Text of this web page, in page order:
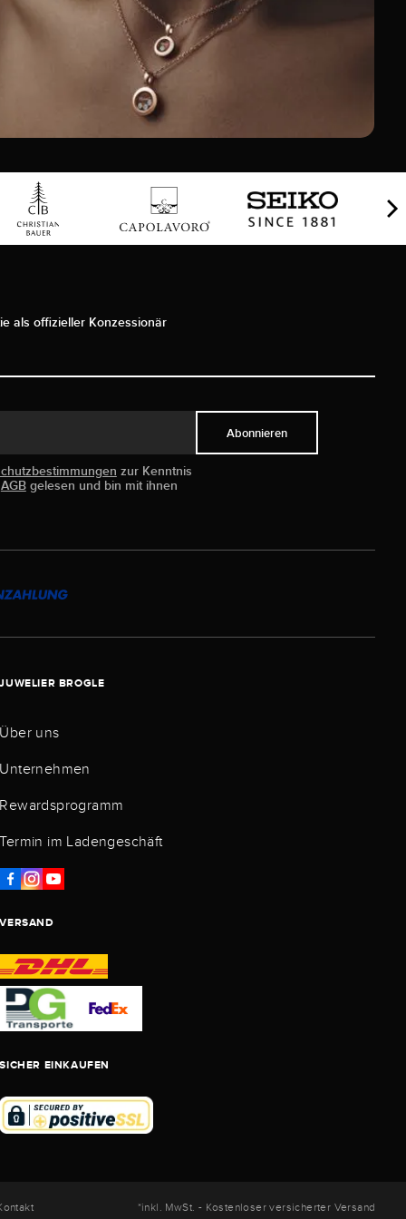
als offizieller Konzessionär
zur Kenntnis
AGBgelesen und bin mit ihnen
Abonnieren
JUWELIER BROGLE
Über uns
Unternehmen
Rewardsprogramm
Termin im Ladengeschäft
VERSAND
SICHER EINKAUFEN
*inkl. MwSt. - Kostenloser versicherter Versand